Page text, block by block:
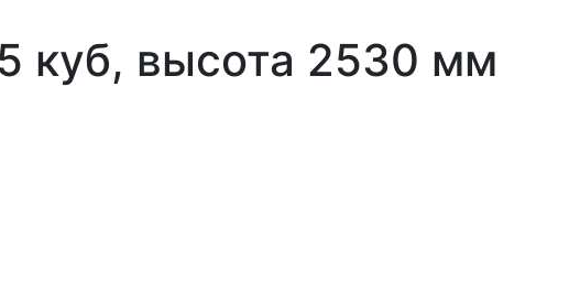
куб, высота 2530 мм